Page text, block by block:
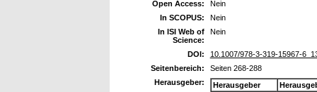
Open Access:
Nein
In SCOPUS:
Nein
In ISI Web of
Science:
Nein
DOI:
10.1007/978-3-319-15967-
Seitenbereich:
Seiten 268-288
Herausgeber:
Herausgeber